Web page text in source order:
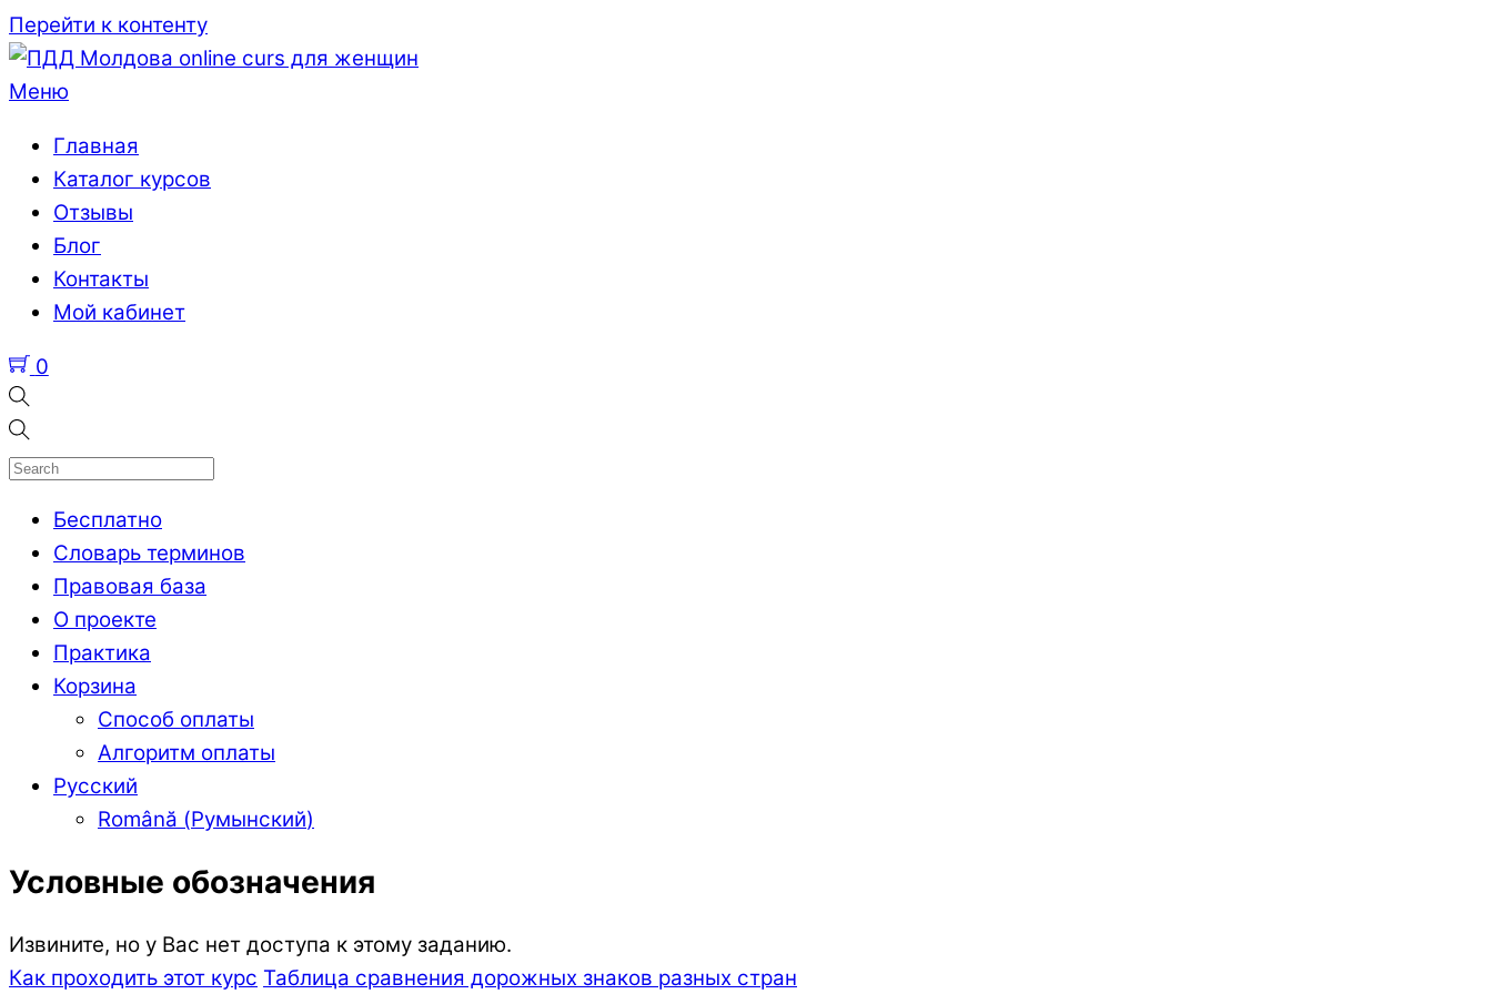
Перейти к контенту
Меню
Главная
Каталог курсов
Отзывы
Блог
Контакты
Мой кабинет
0
Бесплатно
Словарь терминов
Правовая база
О проекте
Практика
Корзина
Способ оплаты
Алгоритм оплаты
Русский
Română (Румынский)
Условные обозначения
Извините, но у Вас нет доступа к этому заданию.
Как проходить этот курс Таблица сравнения дорожных знаков разных стран